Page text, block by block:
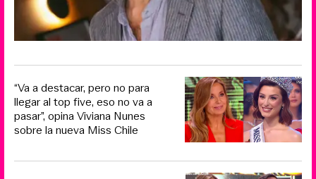
“Va a destacar, pero no para
llegar al top five, eso no va a
pasar”, opina Viviana Nunes
sobre la nueva Miss Chile